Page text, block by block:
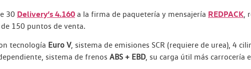
30 Delivery’s 4.160 a la firma de paquetería y mensajería REDPACK,
150 puntos de venta.
tecnología Euro V, sistema de emisiones SCR (requiere de urea), 4
sistema de frenos ABS + EBD, su carga útil más carrocería